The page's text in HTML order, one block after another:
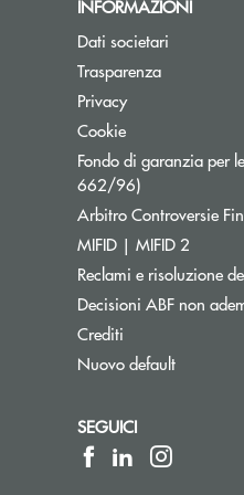
INFORMAZIONI
Dati societari
Trasparenza
Privacy
Cookie
Fondo di garanzia per
662/96)Apre una
Arbitro Controversie
MIFID | MIFID 2
Reclami e risoluzione
Decisioni ABF non
Crediti
Nuovo default
SEGUICI